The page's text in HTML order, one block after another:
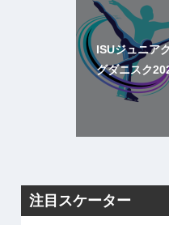
ISUジュニア
グダニスク
注目スケーター